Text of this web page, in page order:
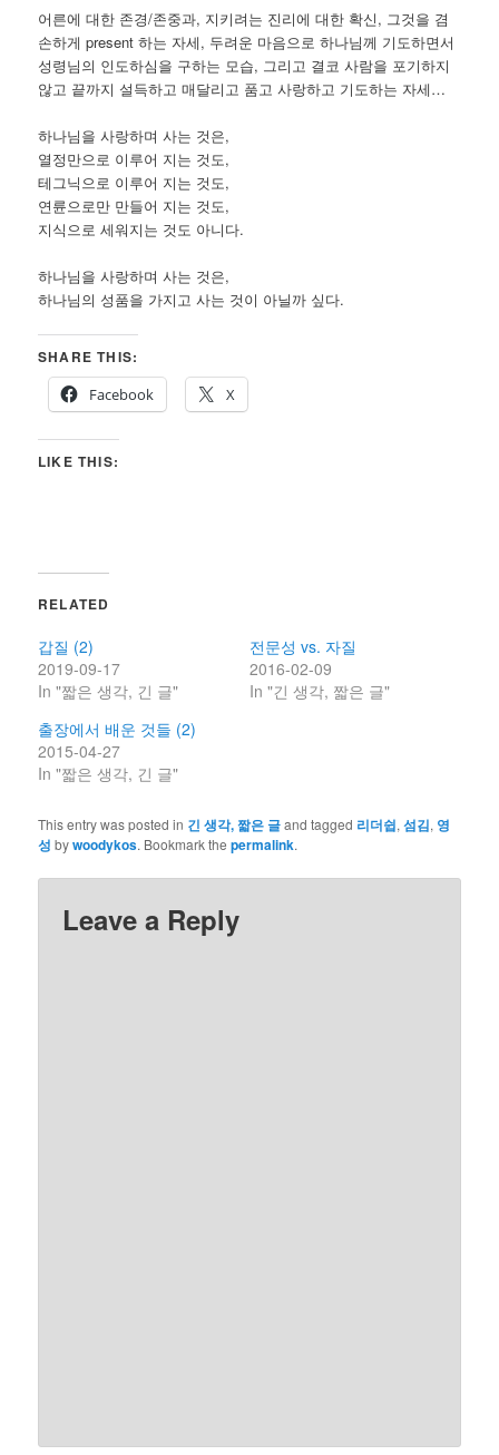
어른에 대한 존경/존중과, 지키려는 진리에 대한 확신, 그것을 겸
손하게 present 하는 자세, 두려운 마음으로 하나님께 기도하면서
성령님의 인도하심을 구하는 모습, 그리고 결코 사람을 포기하지
않고 끝까지 설득하고 매달리고 품고 사랑하고 기도하는 자세…
하나님을 사랑하며 사는 것은,
열정만으로 이루어 지는 것도,
테그닉으로 이루어 지는 것도,
연륜으로만 만들어 지는 것도,
지식으로 세워지는 것도 아니다.
하나님을 사랑하며 사는 것은,
하나님의 성품을 가지고 사는 것이 아닐까 싶다.
SHARE THIS:
Facebook
X
LIKE THIS:
RELATED
갑질 (2)
2019-09-17
In "짧은 생각, 긴 글"
전문성 vs. 자질
2016-02-09
In "긴 생각, 짧은 글"
출장에서 배운 것들 (2)
2015-04-27
In "짧은 생각, 긴 글"
This entry was posted in 긴 생각, 짧은 글and tagged 리더쉽,섬김, 영
성 bywoodykos. Bookmark thepermalink.
Leave a Reply